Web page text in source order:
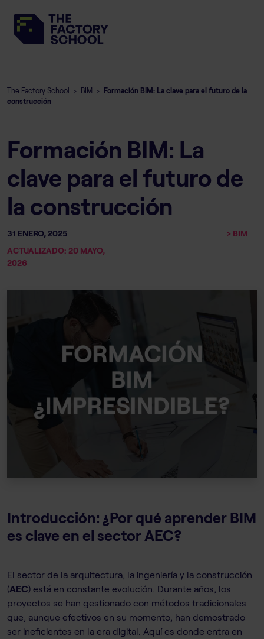
The Factory School > BIM >
Formación BIM: La clave para el futuro de la
construcción
Formación BIM: La
clave para el futuro de
la construcción
31 ENERO, 2025
ACTUALIZADO: 20 MAYO,
2026
> BIM
Introducción: ¿Por qué aprender BIM
es clave en el sector AEC?
El sector de la arquitectura, la ingeniería y la construcción
(AEC) está en constante evolución. Durante años, los
proyectos se han gestionado con métodos tradicionales
que, aunque efectivos en su momento, han demostrado
ser ineficientes en la era digital. Aquí es donde entra en